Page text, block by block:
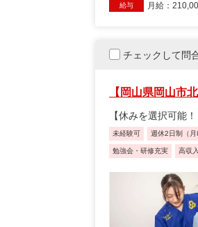
給与 月給：
チェックして問
【岡山県岡山市
【休みを選択可能
未経験可 週休2日制（月
勉強会・研修充実 高収